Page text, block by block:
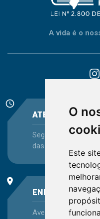
O
Este
A vida é o
schedule
ATENDIMENTO
Segunda-feira a
das 13:30 às 16:45
place
ENDEREÇO
Avenida Itaqui, 45,